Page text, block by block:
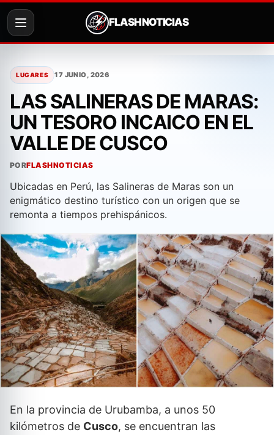
contenido
FLASH NOTICIAS
LUGARES 17 JUNIO, 2026
LAS SALINERAS DE MARAS:
UN TESORO INCAICO EN EL
VALLE DE CUSCO
PORFLASHNOTICIAS
Ubicadas en Perú, las Salineras de Maras son un
enigmático destino turístico con un origen que se
remonta a tiempos prehispánicos.
En la provincia de Urubamba, a unos 50
kilómetros de Cusco, se encuentran las